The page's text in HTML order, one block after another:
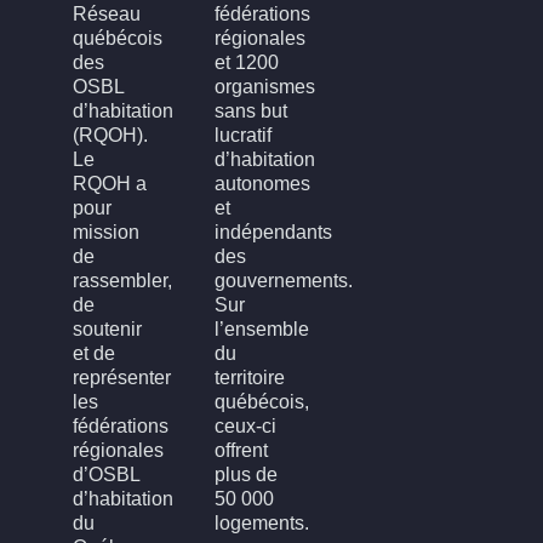
Réseau
québécois
des
OSBL
d’habitation
(RQOH).
Le
RQOH a
pour
mission
de
rassembler,
de
soutenir
et de
représenter
les
fédérations
régionales
d’OSBL
d’habitation
du
fédérations
régionales
et 1200
organismes
sans but
lucratif
d’habitation
autonomes
et
indépendants
des
gouvernements.
Sur
l’ensemble
du
territoire
québécois,
ceux-ci
offrent
plus de
50 000
logements.